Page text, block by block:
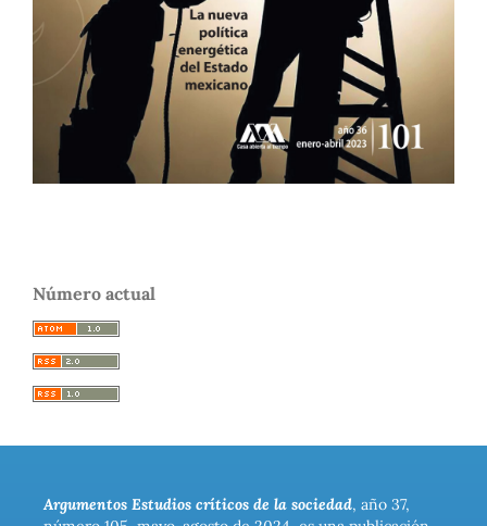
Número actual
Argumentos Estudios críticos de la sociedad, año 37,